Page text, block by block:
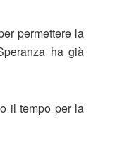
permettere la
ha già
il tempo per la